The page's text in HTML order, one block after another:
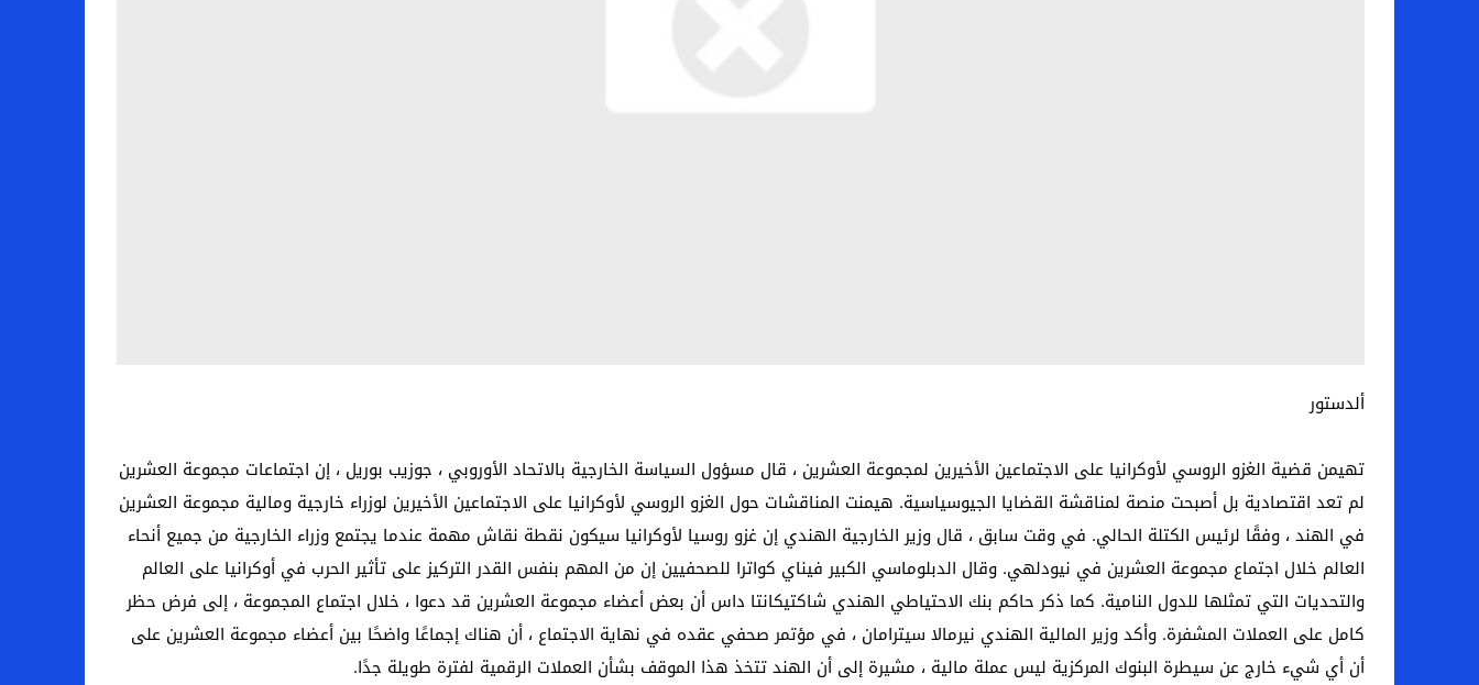
ألدستور
تهيمن قضية الغزو الروسي لأوكرانيا على الاجتماعين الأخيرين لمجموعة العشرين ، قال مسؤول السياسة الخارجية بالاتحاد الأوروبي ، جوزيب بوريل ، إن اجتماعات مجموعة العشرين
لم تعد اقتصادية بل أصبحت منصة لمناقشة القضايا الجيوسياسية. هيمنت المناقشات حول الغزو الروسي لأوكرانيا على الاجتماعين الأخيرين لوزراء خارجية ومالية مجموعة العشرين
في الهند ، وفقًا لرئيس الكتلة الحالي. في وقت سابق ، قال وزير الخارجية الهندي إن غزو روسيا لأوكرانيا سيكون نقطة نقاش مهمة عندما يجتمع وزراء الخارجية من جميع أنحاء
العالم خلال اجتماع مجموعة العشرين في نيودلهي. وقال الدبلوماسي الكبير فيناي كواترا للصحفيين إن من المهم بنفس القدر التركيز على تأثير الحرب في أوكرانيا على العالم
والتحديات التي تمثلها للدول النامية. كما ذكر حاكم بنك الاحتياطي الهندي شاكتيكانتا داس أن بعض أعضاء مجموعة العشرين قد دعوا ، خلال اجتماع المجموعة ، إلى فرض حظر
كامل على العملات المشفرة. وأكد وزير المالية الهندي نيرمالا سيترامان ، في مؤتمر صحفي عقده في نهاية الاجتماع ، أن هناك إجماعًا واضحًا بين أعضاء مجموعة العشرين على
أن أي شيء خارج عن سيطرة البنوك المركزية ليس عملة مالية ، مشيرة إلى أن الهند تتخذ هذا الموقف بشأن العملات الرقمية لفترة طويلة جدًا.